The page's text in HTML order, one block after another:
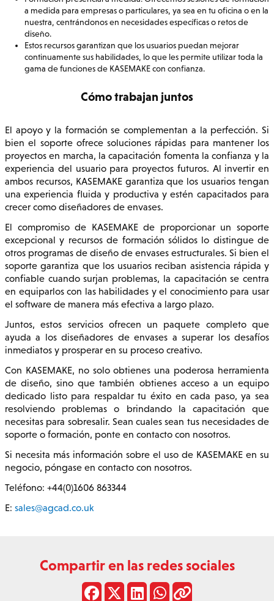
a medida para empresas o particulares, ya sea en tu oficina o en la
nuestra, centrándonos en necesidades específicas o retos de
diseño.
Estos recursos garantizan que los usuarios puedan mejorar
continuamente sus habilidades, lo que les permite utilizar toda la
gama de funciones de KASEMAKE con confianza.
Cómo trabajan juntos
El apoyo y la formación se complementan a la perfección. Si
bien el soporte ofrece soluciones rápidas para mantener los
proyectos en marcha, la capacitación fomenta la confianza y la
experiencia del usuario para proyectos futuros. Al invertir en
ambos recursos, KASEMAKE garantiza que los usuarios tengan
una experiencia fluida y productiva y estén capacitados para
crecer como diseñadores de envases.
El compromiso de KASEMAKE de proporcionar un soporte
excepcional y recursos de formación sólidos lo distingue de
otros programas de diseño de envases estructurales. Si bien el
soporte garantiza que los usuarios reciban asistencia rápida y
confiable cuando surjan problemas, la capacitación se centra
en equiparlos con las habilidades y el conocimiento para usar
el software de manera más efectiva a largo plazo.
Juntos, estos servicios ofrecen un paquete completo que
ayuda a los diseñadores de envases a superar los desafíos
inmediatos y prosperar en su proceso creativo.
Con KASEMAKE, no solo obtienes una poderosa herramienta
de diseño, sino que también obtienes acceso a un equipo
dedicado listo para respaldar tu éxito en cada paso, ya sea
resolviendo problemas o brindando la capacitación que
necesitas para sobresalir. Sean cuales sean tus necesidades de
soporte o formación, ponte en contacto con nosotros.
Si necesita más información sobre el uso de KASEMAKE en su
negocio, póngase en contacto con nosotros.
Teléfono: +44(0)1606 863344
E: sales@agcad.co.uk
Compartir en las redes sociales